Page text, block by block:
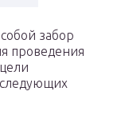
забор
проведения